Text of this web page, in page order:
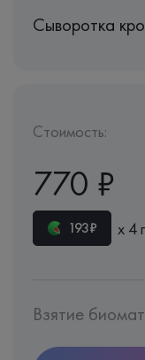
Сыворотка
Стоимость:
770 ₽
193₽ х 4
Взятие